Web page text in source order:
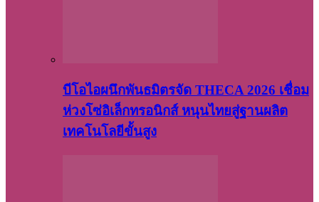
บีโอไอผนึกพันธมิตรจัด THECA 2026 เชื่อม
ห่วงโซ่อิเล็กทรอนิกส์ หนุนไทยสู่ฐานผลิต
เทคโนโลยีขั้นสูง